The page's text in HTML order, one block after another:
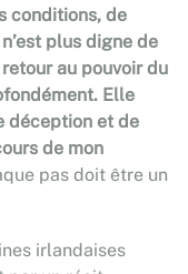
conditions, de
plus digne de
au pouvoir du
Elle
déception et de
de mon
pas doit être un
irlandaises